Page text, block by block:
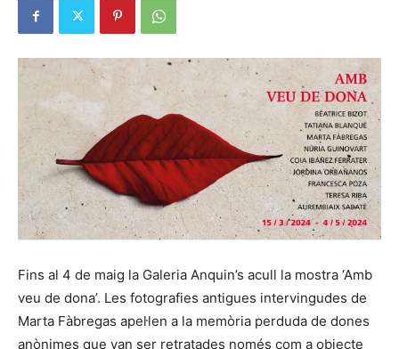
Fins al 4 de maig la Galeria Anquin’s acull la mostra ‘Amb
veu de dona’. Les fotografies antigues intervingudes de
Marta Fàbregas apel·len a la memòria perduda de dones
anònimes que van ser retratades només com a objecte